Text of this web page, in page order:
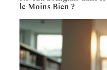
le Moins Bien ?